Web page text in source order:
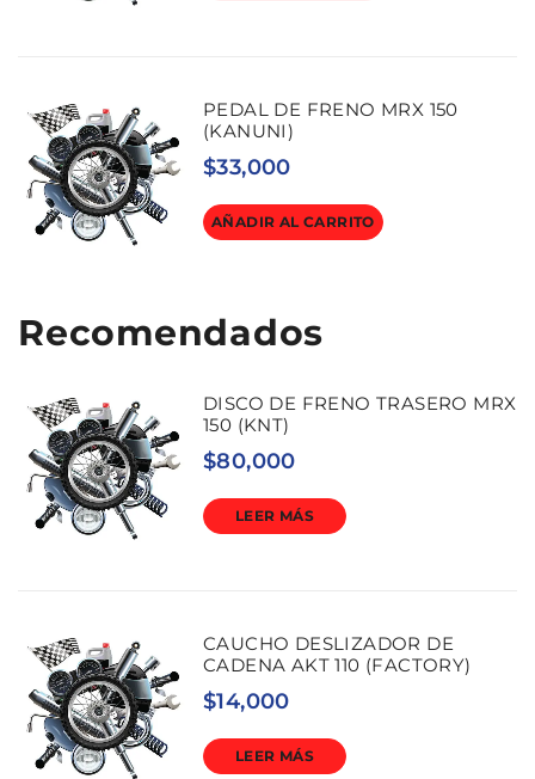
PEDAL DE FRENO MRX 150
(KANUNI)
$33,000
AÑADIR AL CARRITO
Recomendados
DISCO DE FRENO TRASERO MRX
150 (KNT)
$80,000
LEER MÁS
CAUCHO DESLIZADOR DE
CADENA AKT 110 (FACTORY)
$14,000
LEER MÁS